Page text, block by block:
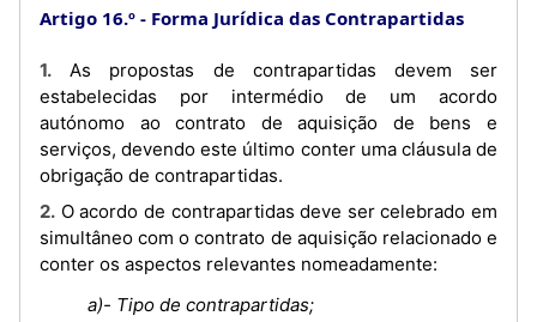
Artigo 16.º
Forma Jurídica das Contrapartidas
1. As propostas de contrapartidas devem ser
estabelecidas por intermédio de um acordo
autónomo ao contrato de aquisição de bens e
serviços, devendo este último conter uma cláusula de
obrigação de contrapartidas.
2. O acordo de contrapartidas deve ser celebrado em
simultâneo com o contrato de aquisição relacionado e
conter os aspectos relevantes nomeadamente:
a)- Tipo de contrapartidas;